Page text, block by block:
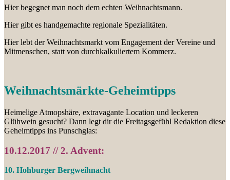
Hier begegnet man noch dem echten Weihnachtsmann.
Hier gibt es handgemachte regionale Spezialitäten.
Hier lebt der Weihnachtsmarkt vom Engagement der Vereine und
Mitmenschen, statt von durchkalkuliertem Kommerz.
Weihnachtsmärkte-Geheimtipps
Heimelige Atmopshäre, extravagante Location und leckeren
Glühwein gesucht? Dann legt dir die Freitagsgefühl Redaktion diese
Geheimtipps ins Punschglas:
10.12.2017 // 2. Advent:
10. Hohburger Bergweihnacht